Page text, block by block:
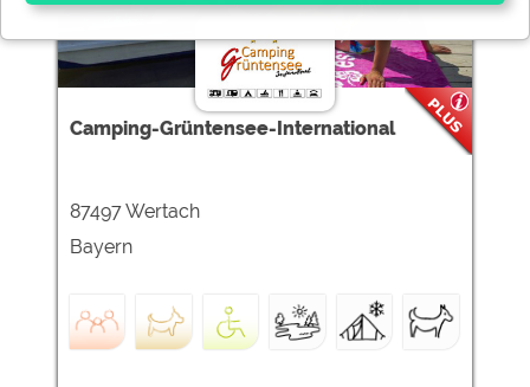
Camping-Grüntensee-International
87497 Wertach
Bayern
Essenziell
Essenzielle Cookies ermöglichen grundlegende
Funktionen und sind für die einwandfreie Funktion der
Website dringend erforderlich. Ohne diese Cookies
Externe Medien
YouTube (Videos von
Campingplatzvorschau (Vorschau
der Internetseiten von
siehe Datenschutzerklärung des
jeweiligen Anbieters